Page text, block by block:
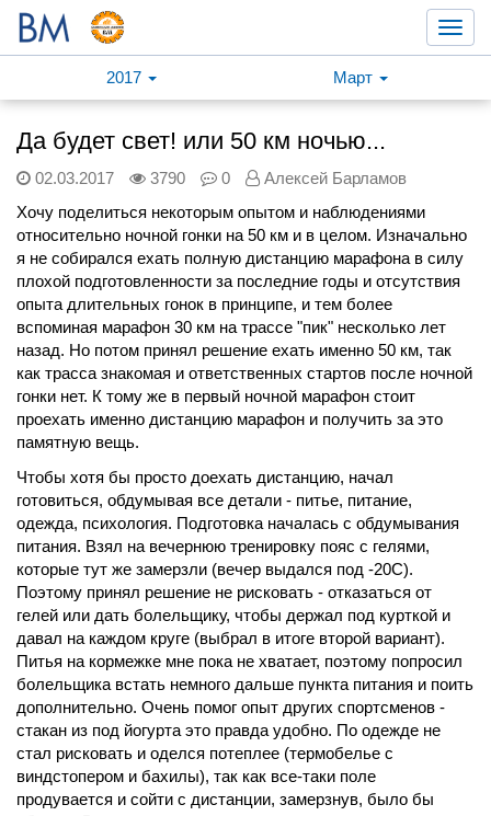
2017
Март
Да будет свет! или 50 км ночью...
02.03.2017 3790 0
Алексей Барламов
Хочу поделиться некоторым опытом и наблюдениями
относительно ночной гонки на 50 км и в целом. Изначально
я не собирался ехать полную дистанцию марафона в силу
плохой подготовленности за последние годы и отсутствия
опыта длительных гонок в принципе, и тем более
вспоминая марафон 30 км на трассе "пик" несколько лет
назад. Но потом принял решение ехать именно 50 км, так
как трасса знакомая и ответственных стартов после ночной
гонки нет. К тому же в первый ночной марафон стоит
проехать именно дистанцию марафон и получить за это
памятную вещь.
Чтобы хотя бы просто доехать дистанцию, начал
готовиться, обдумывая все детали - питье, питание,
одежда, психология. Подготовка началась с обдумывания
питания. Взял на вечернюю тренировку пояс с гелями,
которые тут же замерзли (вечер выдался под -20С).
Поэтому принял решение не рисковать - отказаться от
гелей или дать болельщику, чтобы держал под курткой и
давал на каждом круге (выбрал в итоге второй вариант).
Питья на кормежке мне пока не хватает, поэтому попросил
болельщика встать немного дальше пункта питания и поить
дополнительно. Очень помог опыт других спортсменов -
стакан из под йогурта это правда удобно. По одежде не
стал рисковать и оделся потеплее (термобелье с
виндстопером и бахилы), так как все-таки поле
продувается и сойти с дистанции, замерзнув, было бы